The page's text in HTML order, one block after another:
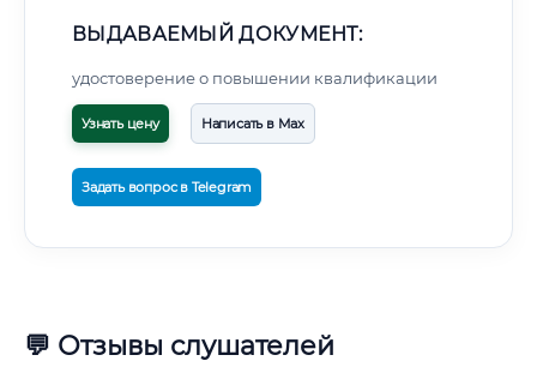
ВЫДАВАЕМЫЙ ДОКУМЕНТ:
удостоверение о повышении квалификации
Узнать цену Написать в Max
Задать вопрос в Telegram
💬 Отзывы слушателей